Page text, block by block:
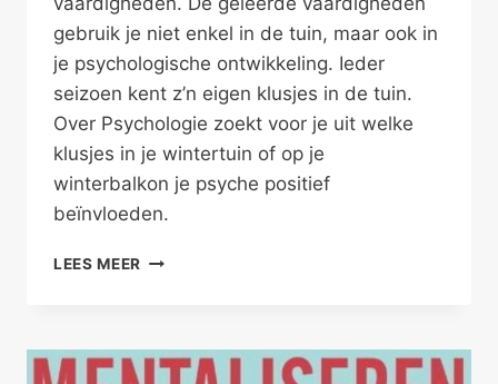
gebruik je niet enkel in de tuin, maar ook in
je psychologische ontwikkeling. Ieder
seizoen kent z’n eigen klusjes in de tuin.
Over Psychologie zoekt voor je uit welke
klusjes in je wintertuin of op je
winterbalkon je psyche positief
beïnvloeden.
LEES MEER AFBLIJVEN